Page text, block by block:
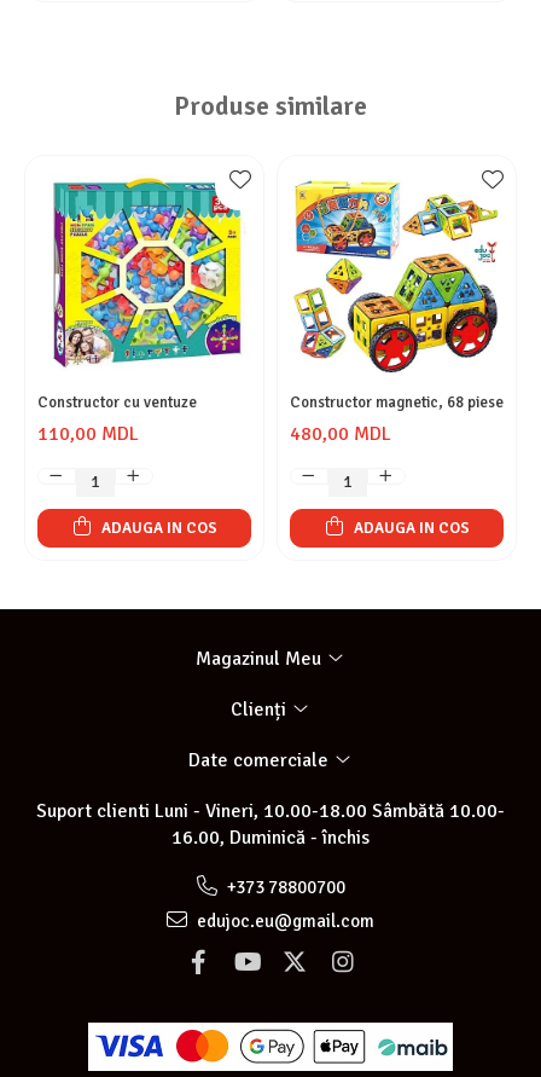
Produse similare
Constructor cu ventuze
110,00 MDL
ADAUGA IN COS
Constructor magnetic, 68 piese
480,00 MDL
ADAUGA IN COS
Magazinul Meu
Clienți
Date comerciale
Suport clienti Luni - Vineri, 10.00-18.00 Sâmbătă 10.00-
16.00, Duminică - închis
+373 78800700
edujoc.eu@gmail.com